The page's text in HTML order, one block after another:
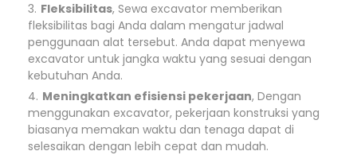
Fleksibilitas, Sewa excavator memberikan
fleksibilitas bagi Anda dalam mengatur jadwal
penggunaan alat tersebut. Anda dapat menyewa
excavator untuk jangka waktu yang sesuai dengan
kebutuhan Anda.
Meningkatkan efisiensi pekerjaan, Dengan
menggunakan excavator, pekerjaan konstruksi yang
biasanya memakan waktu dan tenaga dapat di
selesaikan dengan lebih cepat dan mudah.